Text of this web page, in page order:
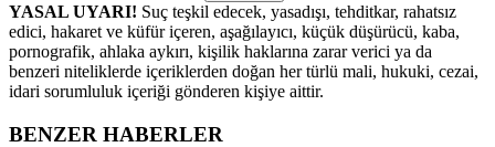
YASAL UYARI! Suç teşkil edecek, yasadışı, tehditkar, rahatsız
edici, hakaret ve küfür içeren, aşağılayıcı, küçük düşürücü, kaba,
pornografik, ahlaka aykırı, kişilik haklarına zarar verici ya da
benzeri niteliklerde içeriklerden doğan her türlü mali, hukuki, cezai,
idari sorumluluk içeriği gönderen kişiye aittir.
BENZER HABERLER